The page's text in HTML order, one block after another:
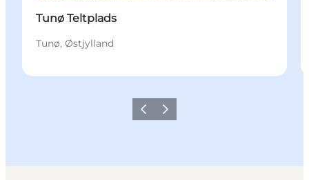
Tunø Teltplads
Tunø, Østjylland
ForrigeNæste